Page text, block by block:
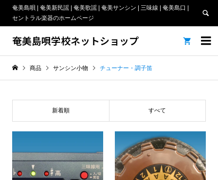
奄美島唄 | 奄美新民謡 | 奄美歌謡 | 奄美サンシン | 三味線 | 奄美島口 |
セントラル楽器のホームページ

奄美島唄学校ネットショップ 
商品 サンシン小物 チューナー・調子笛
新着順 すべて